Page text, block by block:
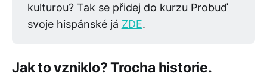
kulturou? Tak se přidej do kurzu Probuď
svoje hispánské já ZDE.
Jak to vzniklo? Trocha historie.